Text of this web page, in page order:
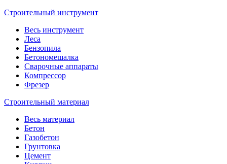
Строительный инструмент
Весь инструмент
Леса
Бензопила
Бетономешалка
Сварочные аппараты
Компрессор
Фрезер
Строительный материал
Весь материал
Бетон
Газобетон
Грунтовка
Цемент